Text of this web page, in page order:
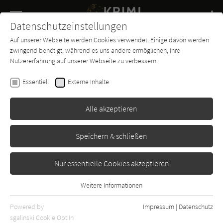
SUCHE
Buch-
Entdecker
Forum Charts
Colin Dexter
Tod für Don Juan
Erschienen: Januar 1992 Bibliogr. Angaben
Datenschutzeinstellungen
Auf unserer Webseite werden Cookies verwendet. Einige davon werden
zwingend benötigt, während es uns andere ermöglichen, Ihre
Nutzererfahrung auf unserer Webseite zu verbessern.
Essentiell Externe Inhalte
Alle akzeptieren
Speichern & schließen
Nur essentielle Cookies akzeptieren
Essentielle Cookies werden für grundlegende Funktionen der
Webseite benötigt. Dadurch ist gewährleistet, dass die Webseite
Weitere Informationen
Powered by
sgalinski Cookie Opt In
Impressum | Datenschutz